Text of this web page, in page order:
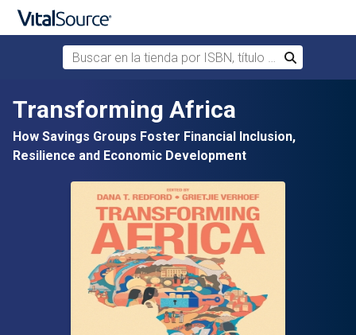
Saltar al contenido principal
Buscar en la tienda por ISBN, título o autor
Buscar
Transforming Africa
How Savings Groups Foster Financial Inclusion,
Resilience and Economic Development